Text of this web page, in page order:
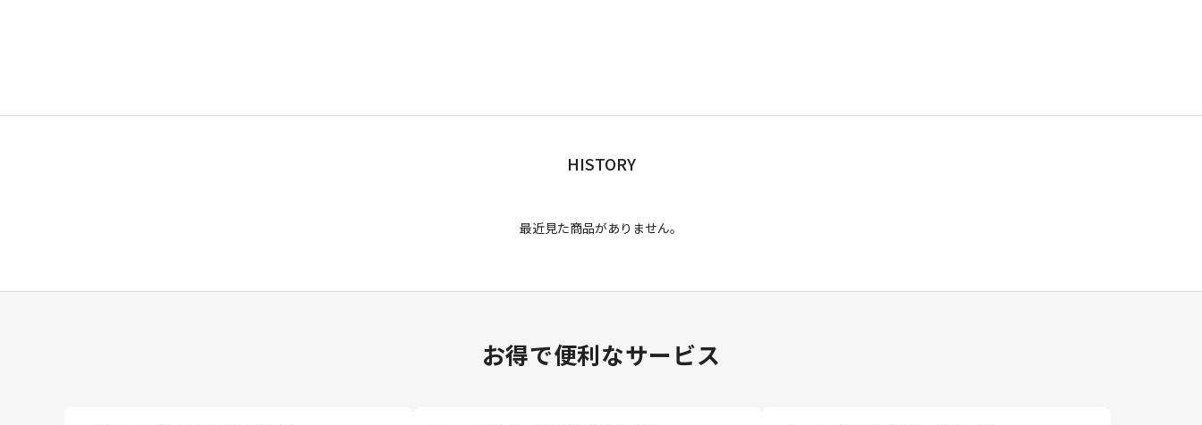
HISTORY
最近見た商品がありません。
お得で便利なサービス